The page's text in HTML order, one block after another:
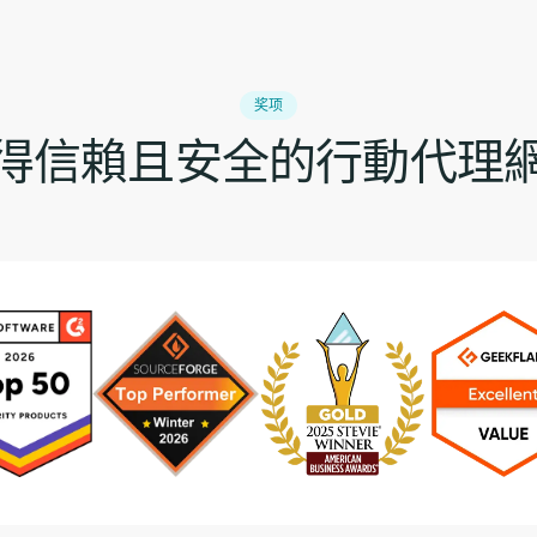
奖项
信賴且安全的行動代理